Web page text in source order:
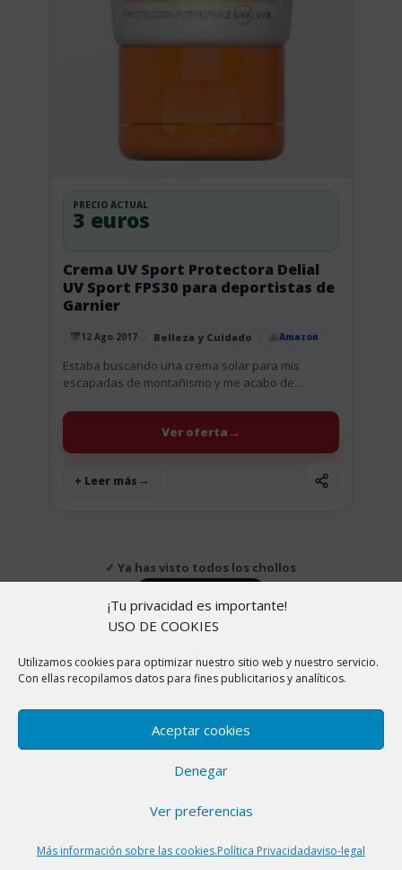
¡Tu privacidad es importante!
USO DE COOKIES
Utilizamos cookies para optimizar nuestro sitio web y nuestro servicio.
Con ellas recopilamos datos para fines publicitarios y analíticos.
Aceptar cookies
Denegar
Ver preferencias
Más información sobre las cookies.Política Privacidadaviso-legal
Publicado el
12 Ago 2017 Belleza y Cuidado Amazon
Crema UV Sport Protectora Delial
UV Sport FPS30 para deportistas de
Garnier
PRECIO ACTUAL
3 euros
Estaba buscando una crema solar para mis
escapadas de montañismo y me acabo de
protectora mini de 50ml ideal...
+ Leer más
Ver oferta
✓ Ya has visto todos los chollos
Copyright © 2026 |Aviso Legal|Política de
cookies|Política de Privacidad|Sobre nosotros
En ChollitosChollazos.com participamos en programas
de afiliación de AliExpress, Amazon y otras
plataformas. Esto significa que si haces clic en algunos
recibimos una pequeña comisión sin que a ti te cueste
para seguir encontrando los mejores chollos.